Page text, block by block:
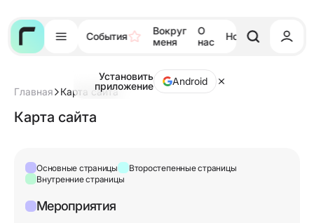
События
Вокруг
меня
О
нас
Новости Тора
Установить
приложение
Android
Главная
Карта сайта
Карта сайта
Основные страницы
Второстепенные страницы
Внутренние страницы
Мероприятия